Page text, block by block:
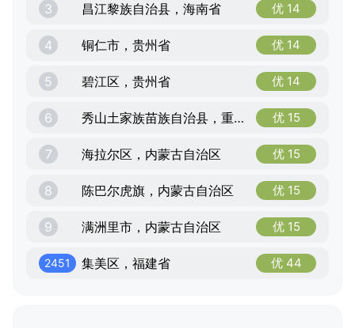
3 昌江黎族自治县，海南省 优 14
4 铜仁市，贵州省 优 14
5 碧江区，贵州省 优 14
6 秀山土家族苗族自治县，重庆市 优 15
7 海拉尔区，内蒙古自治区 优 15
8 陈巴尔虎旗，内蒙古自治区 优 15
9 满洲里市，内蒙古自治区 优 15
2451 集美区，福建省 优 44